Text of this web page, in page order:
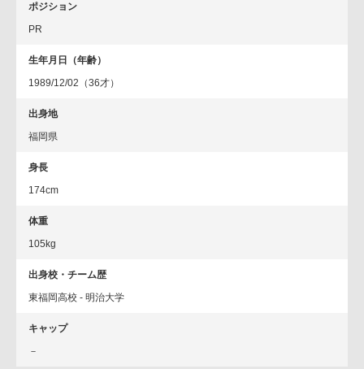
ポジション
PR
生年月日（年齢）
1989/12/02（36才）
出身地
福岡県
身長
174cm
体重
105kg
出身校・チーム歴
東福岡高校 - 明治大学
キャップ
－